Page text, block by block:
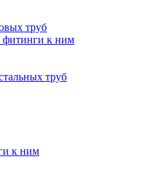
труб
фитинги к ним
труб
к ним